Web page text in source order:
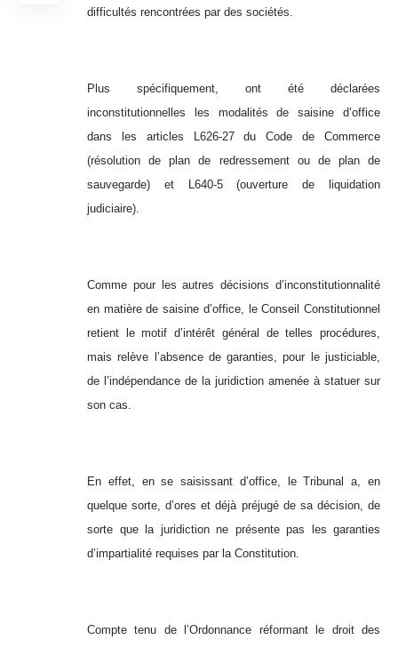
difficultés rencontrées par des sociétés.
Plus spécifiquement, ont été déclarées
inconstitutionnelles les modalités de saisine d’office
dans les articles L626-27 du Code de Commerce
(résolution de plan de redressement ou de plan de
sauvegarde) et L640-5 (ouverture de liquidation
judiciaire).
Comme pour les autres décisions d’inconstitutionnalité
en matière de saisine d’office, le Conseil Constitutionnel
retient le motif d’intérêt général de telles procédures,
mais relève l’absence de garanties, pour le justiciable,
de l’indépendance de la juridiction amenée à statuer sur
son cas.
En effet, en se saisissant d’office, le Tribunal a, en
quelque sorte, d’ores et déjà préjugé de sa décision, de
sorte que la juridiction ne présente pas les garanties
d’impartialité requises par la Constitution.
Compte tenu de l’Ordonnance réformant le droit des